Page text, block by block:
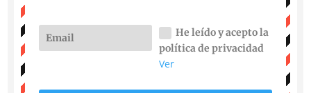
He leído y acepto la
política de privacidad
Ver